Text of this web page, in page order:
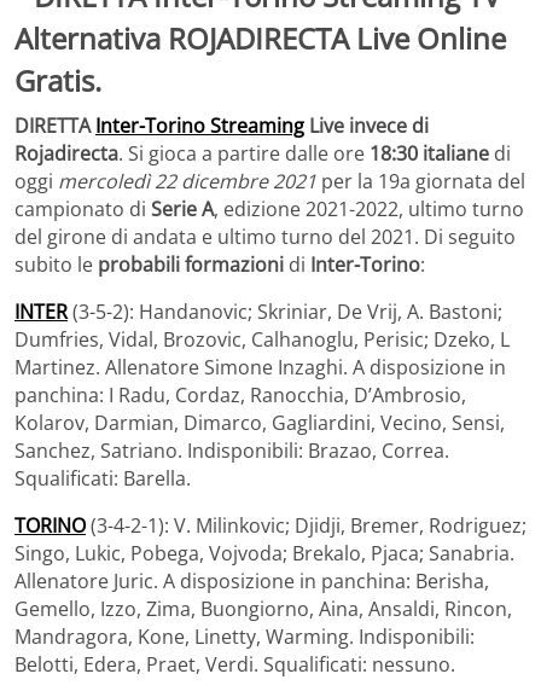
DIRETTAInter-Torino Streaming Live invece di
Rojadirecta. Si gioca a partire dalle ore 18:30 italiane di
oggi mercoledì 22 dicembre 2021 per la 19a giornata del
campionato di Serie A, edizione 2021-2022, ultimo turno
del girone di andata e ultimo turno del 2021. Di seguito
subito le probabili formazioni di Inter-Torino:
INTER(3-5-2): Handanovic; Skriniar, De Vrij, A. Bastoni;
Dumfries, Vidal, Brozovic, Calhanoglu, Perisic; Dzeko, L
Martinez. Allenatore Simone Inzaghi. A disposizione in
panchina: I Radu, Cordaz, Ranocchia, D’Ambrosio,
Kolarov, Darmian, Dimarco, Gagliardini, Vecino, Sensi,
Sanchez, Satriano. Indisponibili: Brazao, Correa.
Squalificati: Barella.
TORINO(3-4-2-1): V. Milinkovic; Djidji, Bremer, Rodriguez;
Singo, Lukic, Pobega, Vojvoda; Brekalo, Pjaca; Sanabria.
Allenatore Juric. A disposizione in panchina: Berisha,
Gemello, Izzo, Zima, Buongiorno, Aina, Ansaldi, Rincon,
Mandragora, Kone, Linetty, Warming. Indisponibili:
Belotti, Edera, Praet, Verdi. Squalificati: nessuno.